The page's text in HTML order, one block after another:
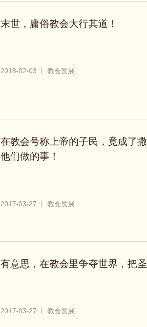
末世，庸俗教会大行其道！
2018-02-03 丨 教会发展
在教会号称上帝的子民，竟成了
他们做的事！
2017-03-27 丨 教会发展
有意思，在教会里争夺世界，把
2017-03-27 丨 教会发展